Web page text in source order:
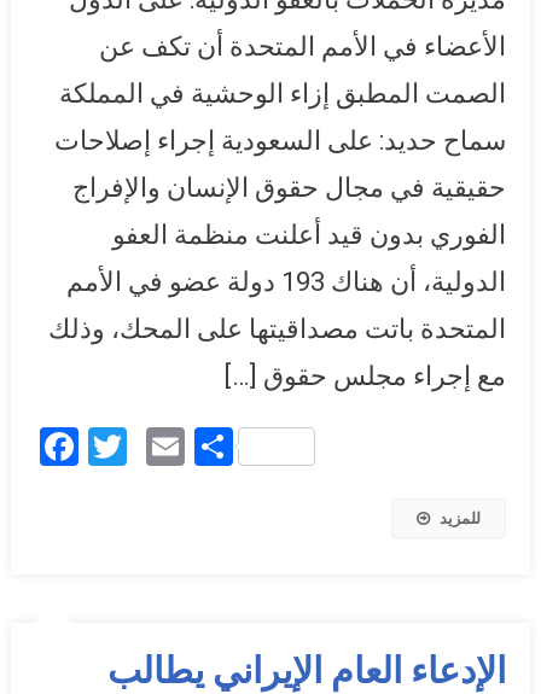
المتحدة مصداقيتها على المحك
الأعضاء في الأمم المتحدة أن تكف عن
الصمت المطبق إزاء الوحشية في المملكة
سماح حديد: على السعودية إجراء إصلاحات
حقيقية في مجال حقوق الإنسان والإفراج
الفوري بدون قيد أعلنت منظمة العفو
الدولية، أن هناك 193 دولة عضو في الأمم
المتحدة باتت مصداقيتها على المحك، وذلك
مع إجراء مجلس حقوق […]
Facebook
Twitter
EmailShare
للمزيد
الإدعاء العام الإيراني يطالب